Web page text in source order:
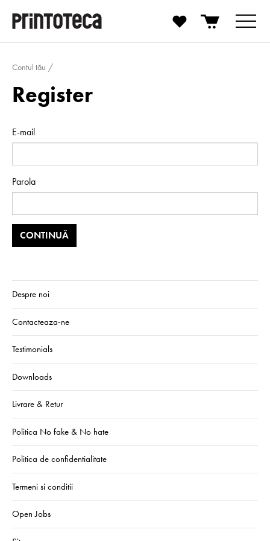
Contul tău
Register
E-mail
Parola
Despre noi
Contacteaza-ne
Testimonials
Downloads
Livrare & Retur
Politica No fake & No hate
Politica de confidentialitate
Termeni si conditii
Open Jobs